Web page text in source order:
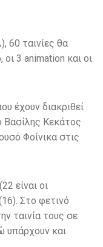
60 ταινίες θα
3 animation και οι
έχουν διακριθεί
Βασίλης Κεκάτος
Φοίνικα στις
είναι οι
Στο φετινό
ταινία τους σε
υπάρχουν και